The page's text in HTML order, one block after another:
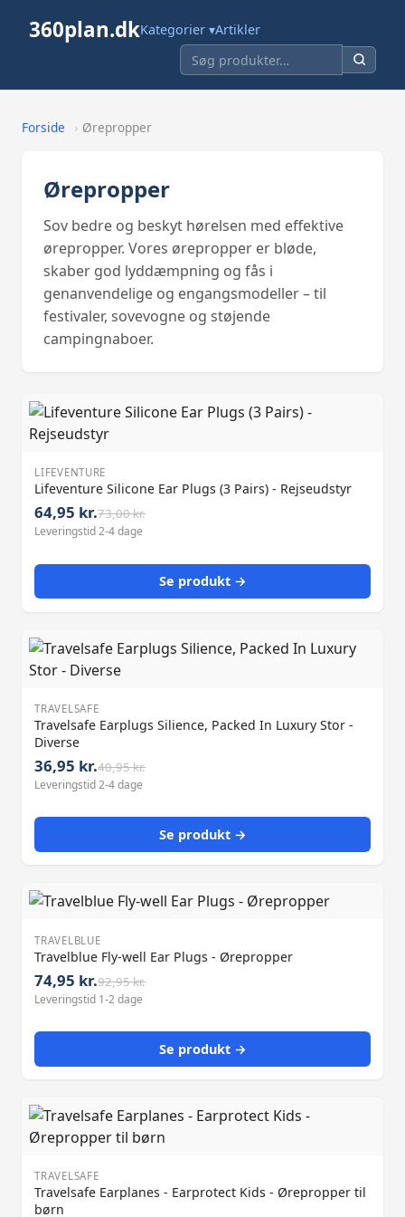
360plan.dkKategorier ▾Artikler
Forside › Ørepropper
Ørepropper
Sov bedre og beskyt hørelsen med effektive
ørepropper. Vores ørepropper er bløde,
skaber god lyddæmpning og fås i
genanvendelige og engangsmodeller – til
festivaler, sovevogne og støjende
campingnaboer.
LIFEVENTURE
Lifeventure Silicone Ear Plugs (3 Pairs) - Rejseudstyr
64,95 kr.73,00 kr.
Leveringstid 2-4 dage
Se produkt →
TRAVELSAFE
Travelsafe Earplugs Silience, Packed In Luxury Stor -
Diverse
36,95 kr.40,95 kr.
Leveringstid 2-4 dage
Se produkt →
TRAVELBLUE
Travelblue Fly-well Ear Plugs - Ørepropper
74,95 kr.92,95 kr.
Leveringstid 1-2 dage
Se produkt →
TRAVELSAFE
Travelsafe Earplanes - Earprotect Kids - Ørepropper til
børn